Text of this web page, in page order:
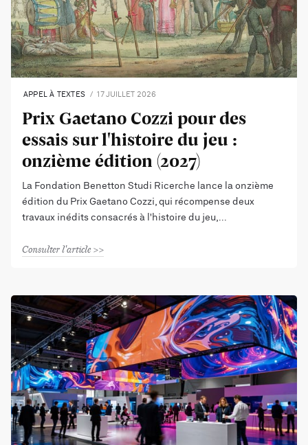
APPEL À TEXTES 17 JUILLET 2026
Prix Gaetano Cozzi pour des
essais sur l'histoire du jeu :
onzième édition (2027)
La Fondation Benetton Studi Ricerche lance la onzième
édition du Prix Gaetano Cozzi, qui récompense deux
travaux inédits consacrés à l'histoire du jeu,
Consulter l'article